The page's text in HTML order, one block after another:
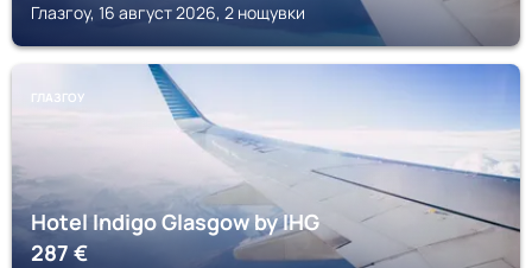
Глазгоу, 16 август 2026, 2 нощувки
ГЛАЗГОУ
Hotel Indigo Glasgow by IHG
287€